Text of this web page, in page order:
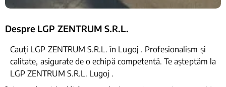
Despre LGP ZENTRUM S.R.L.
Cauți LGP ZENTRUM S.R.L. în Lugoj . Profesionalism și
calitate, asigurate de o echipă competentă. Te așteptăm la
LGP ZENTRUM S.R.L. Lugoj .